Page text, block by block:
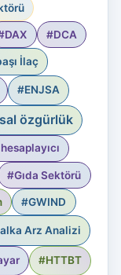
#DCA
İlaç
#ENJSA
özgürlük
#Gıda Sektörü
#GWIND
Arz Analizi
#HTTBT